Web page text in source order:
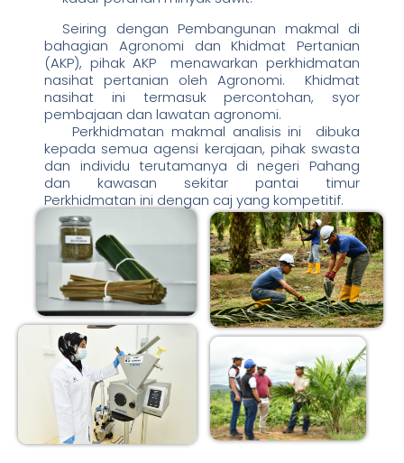
Seiring dengan Pembangunan makmal di
bahagian Agronomi dan Khidmat Pertanian
(AKP), pihak AKP menawarkan perkhidmatan
nasihat pertanian oleh Agronomi. Khidmat
nasihat ini termasuk percontohan, syor
pembajaan dan lawatan agronomi.
Perkhidmatan makmal analisis ini dibuka
kepada semua agensi kerajaan, pihak swasta
dan individu terutamanya di negeri Pahang
dan kawasan sekitar pantai timur
Perkhidmatan ini dengan caj yang kompetitif.